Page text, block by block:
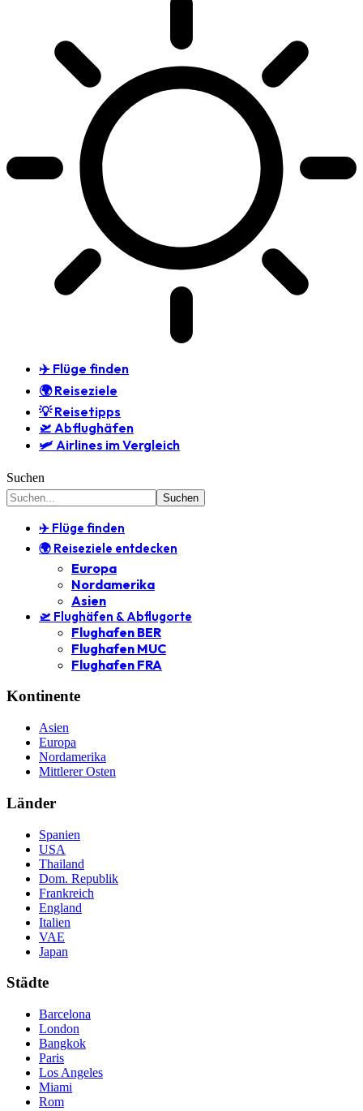
✈️ Flüge finden
🌍 Reiseziele
💡 Reisetipps
🛫 Abflughäfen
🛩️ Airlines im Vergleich
Suchen
✈️ Flüge finden
🌍 Reiseziele entdecken
Europa
Nordamerika
Asien
🛫 Flughäfen & Abflugorte
Flughafen BER
Flughafen MUC
Flughafen FRA
Kontinente
Asien
Europa
Nordamerika
Mittlerer Osten
Länder
Spanien
USA
Thailand
Dom. Republik
Frankreich
England
Italien
VAE
Japan
Städte
Barcelona
London
Bangkok
Paris
Los Angeles
Miami
Rom